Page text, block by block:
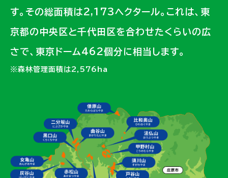
す。その総面積は2,173ヘクタール。これは、東
京都の中央区と千代田区を合わせたくらいの広
さで、東京ドーム462個分に相当します。
※森林管理面積は2,576ha